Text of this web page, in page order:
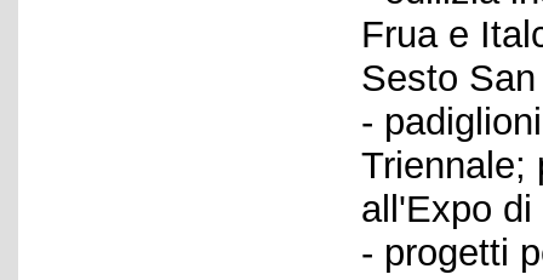
Frua e
Sesto
-
Triennale;
all'Expo
- progetti